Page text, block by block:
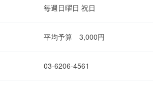
毎週日曜日 祝日
平均予算 3,000円
03-6206-4561